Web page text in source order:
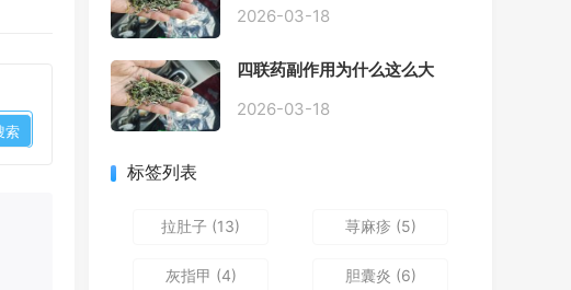
是轻微的胃炎，胃不疼，但是
感，打出来就好一些，还一直
打空嗝，各种药吃了都没效果
2026-03-18
四联药副作用为什么这么大
2026-03-18
标签列表
拉肚子 (13) 荨麻疹 (5)
灰指甲 (4) 胆囊炎 (6)